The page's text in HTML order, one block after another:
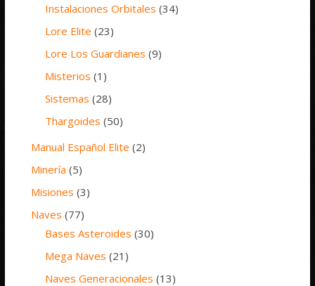
Instalaciones Orbitales (34)
Lore Elite (23)
Lore Los Guardianes (9)
Misterios (1)
Sistemas (28)
Thargoides (50)
Manual Español Elite (2)
Minería (5)
Misiones (3)
Naves (77)
Bases Asteroides (30)
Mega Naves (21)
Naves Generacionales (13)